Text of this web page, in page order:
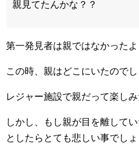
親見てたんかな？？
第一発見者は親ではなかったよ
この時、親はどこにいたのでし
レジャー施設で親だって楽し
しかし、もし親が目を離して
としたらとても悲しい事でしょ